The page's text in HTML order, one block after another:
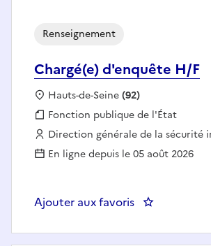
Chargé(e) d'enquête H/F
Renseignement
Localisation :
Hauts-de-Seine(92)
Fonction publique :
Fonction publique de l'État
Employeur :
Direction générale de la sécurité
En ligne depuis le 05 août 2026
Ajouter aux favoris : Chargé(e)